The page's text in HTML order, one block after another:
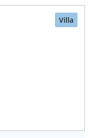
Villa